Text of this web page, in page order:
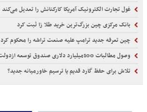
غول تجارت الکترونیک آمریکا کارکنانش را تعدیل می‌کند
بانک مرکزی چین بزرگ‌ترین خرید طلا زا ثبت کرد
چین تعرفه جدید ترامپ علیه صنعت تراشه را محکوم کرد
وصول مطالبات 100میلیارد دلاری صندوق توسعه ازدولت
تلاش برای حفظ گارد قدیم یا ترسیم خاورمیانه جدید؟